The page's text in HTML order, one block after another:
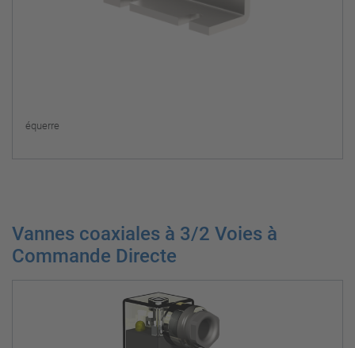
équerre
Vannes coaxiales à 3/2 Voies à
Commande Directe